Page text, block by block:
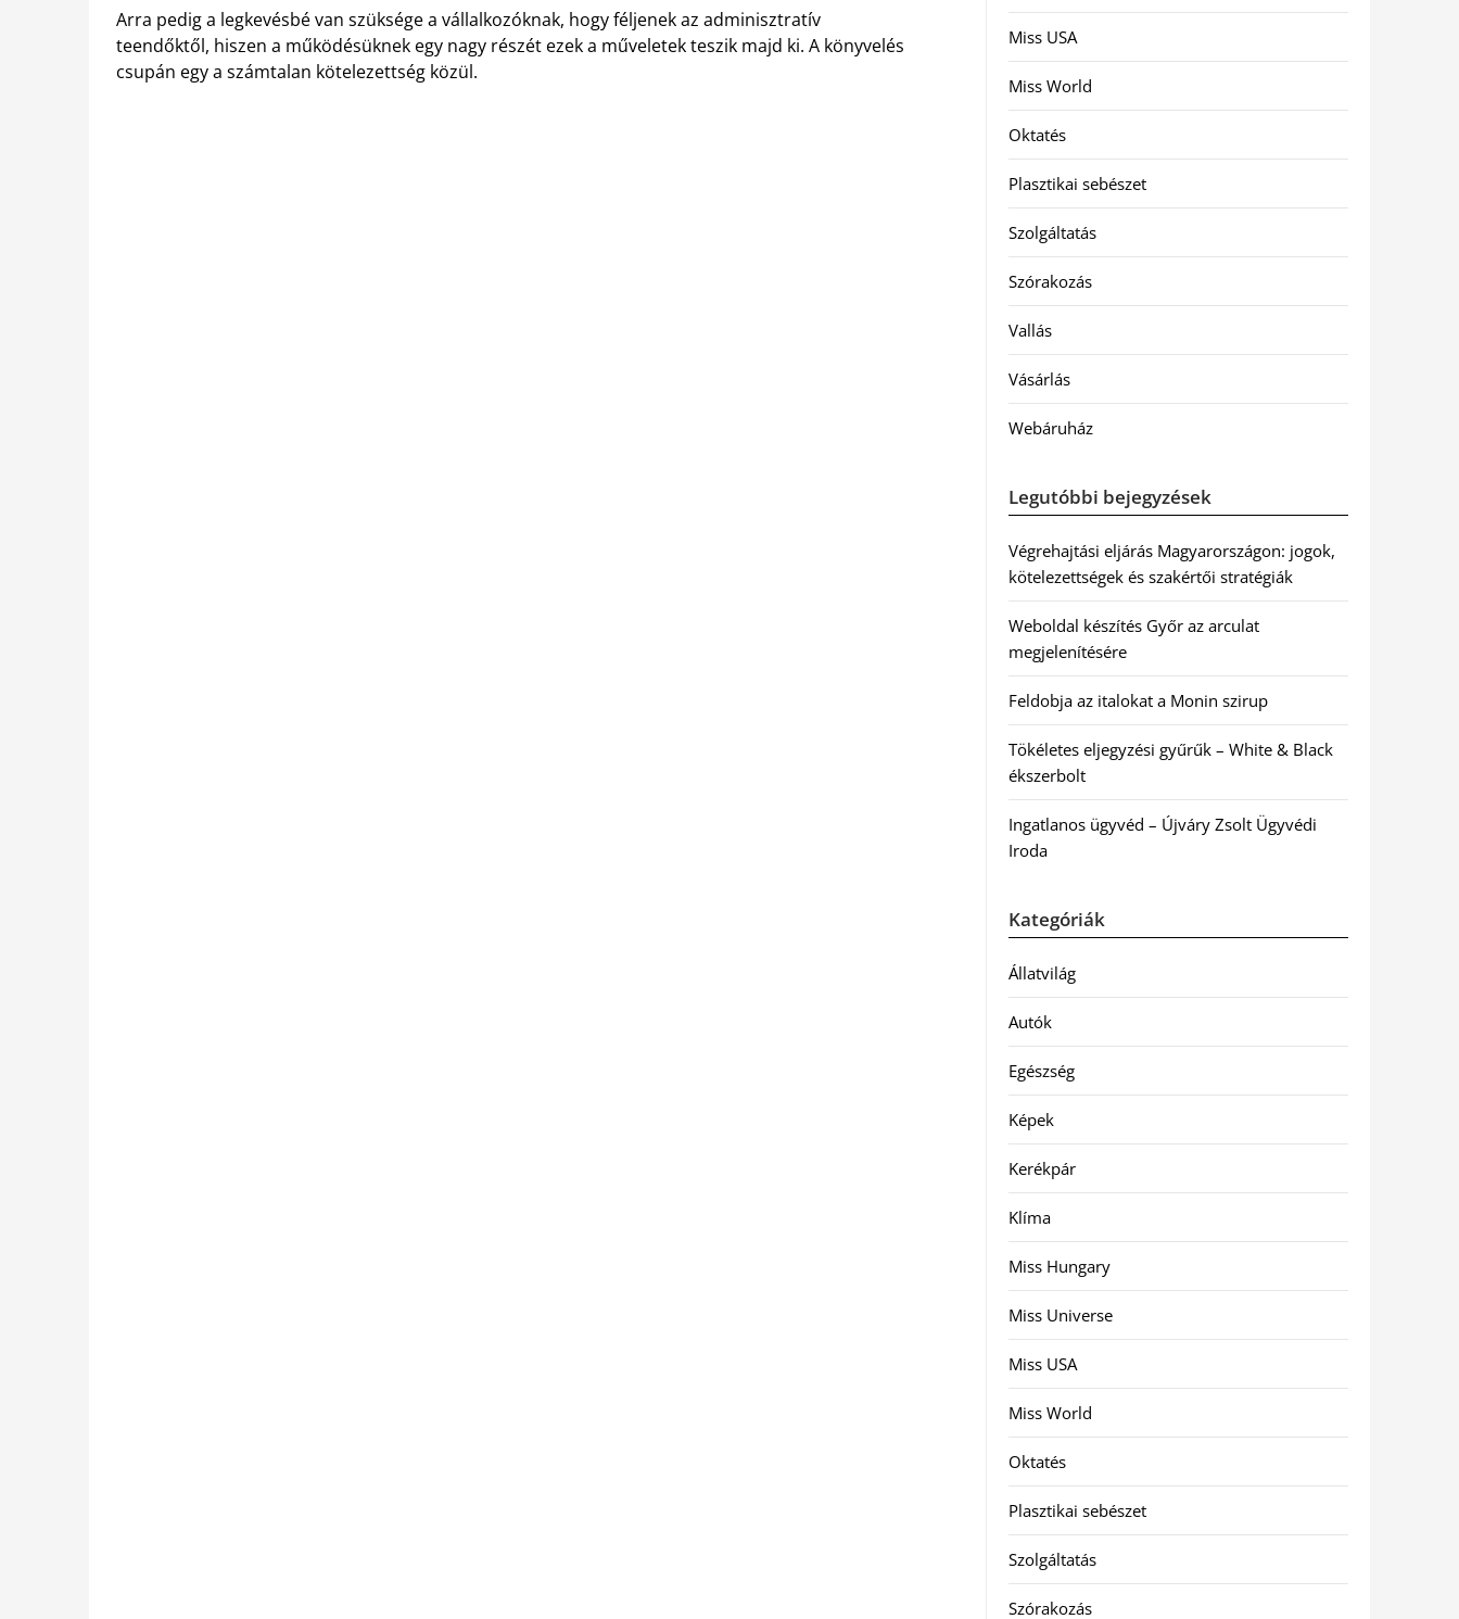
Arra pedig a legkevésbé van szüksége a vállalkozóknak, hogy féljenek az adminisztratív
teendőktől, hiszen a működésüknek egy nagy részét ezek a műveletek teszik majd ki. A könyvelés
csupán egy a számtalan kötelezettség közül.
Miss USA
Miss World
Oktatés
Plasztikai sebészet
Szolgáltatás
Szórakozás
Vallás
Vásárlás
Webáruház
Legutóbbi bejegyzések
Végrehajtási eljárás Magyarországon: jogok,
kötelezettségek és szakértői stratégiák
Weboldal készítés Győr az arculat
megjelenítésére
Feldobja az italokat a Monin szirup
Tökéletes eljegyzési gyűrűk – White & Black
ékszerbolt
Ingatlanos ügyvéd – Újváry Zsolt Ügyvédi
Iroda
Kategóriák
Állatvilág
Autók
Egészség
Képek
Kerékpár
Klíma
Miss Hungary
Miss Universe
Miss USA
Miss World
Oktatés
Plasztikai sebészet
Szolgáltatás
Szórakozás